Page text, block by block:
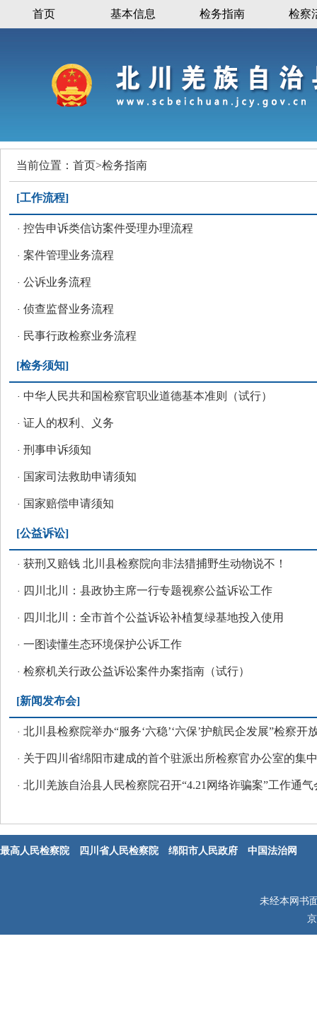
首页 基本信息 检务指南 检察
当前位置： 首页>检务指南
[工作流程]
· 控告申诉类信访案件受理办理流程
· 案件管理业务流程
· 公诉业务流程
· 侦查监督业务流程
· 民事行政检察业务流程
[检务须知]
· 中华人民共和国检察官职业道德基本准则（试行）
· 证人的权利、义务
· 刑事申诉须知
· 国家司法救助申请须知
· 国家赔偿申请须知
[公益诉讼]
· 获刑又赔钱 北川县检察院向非法猎捕野生动物说不！
· 四川北川：县政协主席一行专题视察公益诉讼工作
· 四川北川：全市首个公益诉讼补植复绿基地投入使用
· 一图读懂生态环境保护公诉工作
· 检察机关行政公益诉讼案件办案指南（试行）
[新闻发布会]
· 北川县检察院举办“服务‘六稳’‘六保’护航民企发展”检察开
· 关于四川省绵阳市建成的首个驻派出所检察官办公室的集
· 北川羌族自治县人民检察院召开“4.21网络诈骗案”工作通气
最高人民检察院 四川省人民检察院 绵阳市人民政府 中国法治网
未经本网书